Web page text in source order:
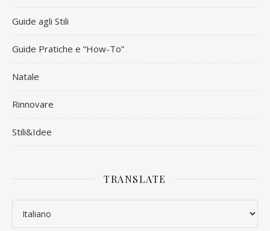
Guide agli Stili
Guide Pratiche e “How-To”
Natale
Rinnovare
Stili&Idee
TRANSLATE